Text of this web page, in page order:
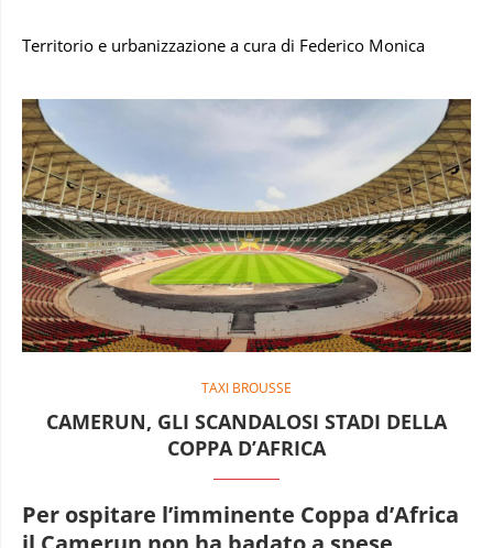
Territorio e urbanizzazione a cura di Federico Monica
TAXI BROUSSE
CAMERUN, GLI SCANDALOSI STADI DELLA
COPPA D’AFRICA
Per ospitare l’imminente Coppa d’Africa